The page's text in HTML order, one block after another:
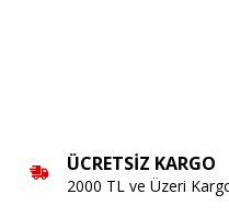
ÜCRETSIZ KARGO
2000 TL ve Üzeri